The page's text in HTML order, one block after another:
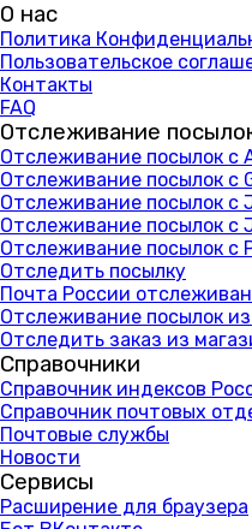
О нас
Политика
Пользовательское
Контакты
FAQ
Отслеживание
Отслеживание посылок с
Отслеживание посылок с
Отслеживание посылок с
Отслеживание посылок с
Отслеживание посылок с
Отследить посылку
Почта России
Отслеживание посылок
Отследить заказ из
Справочники
Справочник индексов
Справочник почтовых
Почтовые службы
Новости
Сервисы
Расширение для браузера